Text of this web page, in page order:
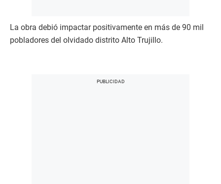
La obra debió impactar positivamente en más de 90 mil
pobladores del olvidado distrito Alto Trujillo.